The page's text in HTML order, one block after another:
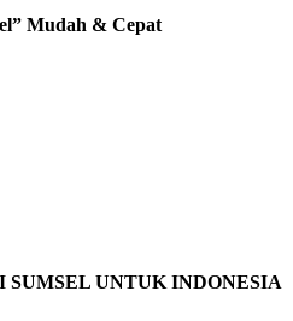
Mudah & Cepat
SUMSEL UNTUK INDONESIA